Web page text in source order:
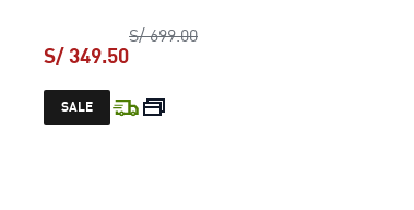
S/ 699.00precio original S/ 699.00
S/ 349.50
precio actual S/ 349.50
SALE